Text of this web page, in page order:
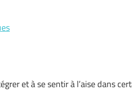
et à se sentir à l’aise dans